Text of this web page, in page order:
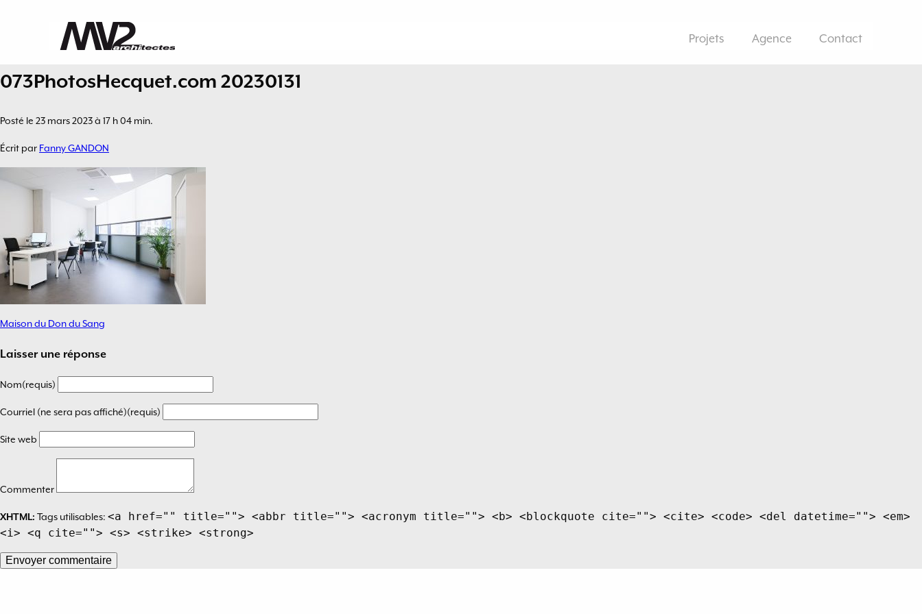
Projets Agence Contact
073PhotosHecquet.com 20230131
Posté le 23 mars 2023 à 17 h 04 min.
Écrit par Fanny GANDON
Navigation
de
l’article
Maison du Don du Sang
Laisser une réponse
Nom(requis)
Courriel (ne sera pas affiché)(requis)
Site web
Commenter
XHTML: Tags utilisables: <a href="" title=""> <abbr title=""> <acronym title=""> <b> <blockquote cite=""> <cite> <code> <del datetime=""> <em>
<i> <q cite=""> <s> <strike> <strong>